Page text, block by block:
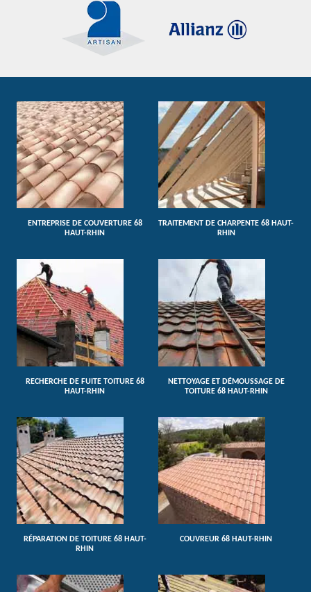
ENTREPRISE DE COUVERTURE 68
HAUT-RHIN
TRAITEMENT DE CHARPENTE 68 HAUT-
RHIN
RECHERCHE DE FUITE TOITURE 68
HAUT-RHIN
NETTOYAGE ET DÉMOUSSAGE DE
TOITURE 68 HAUT-RHIN
RÉPARATION DE TOITURE 68 HAUT-
RHIN
COUVREUR 68 HAUT-RHIN